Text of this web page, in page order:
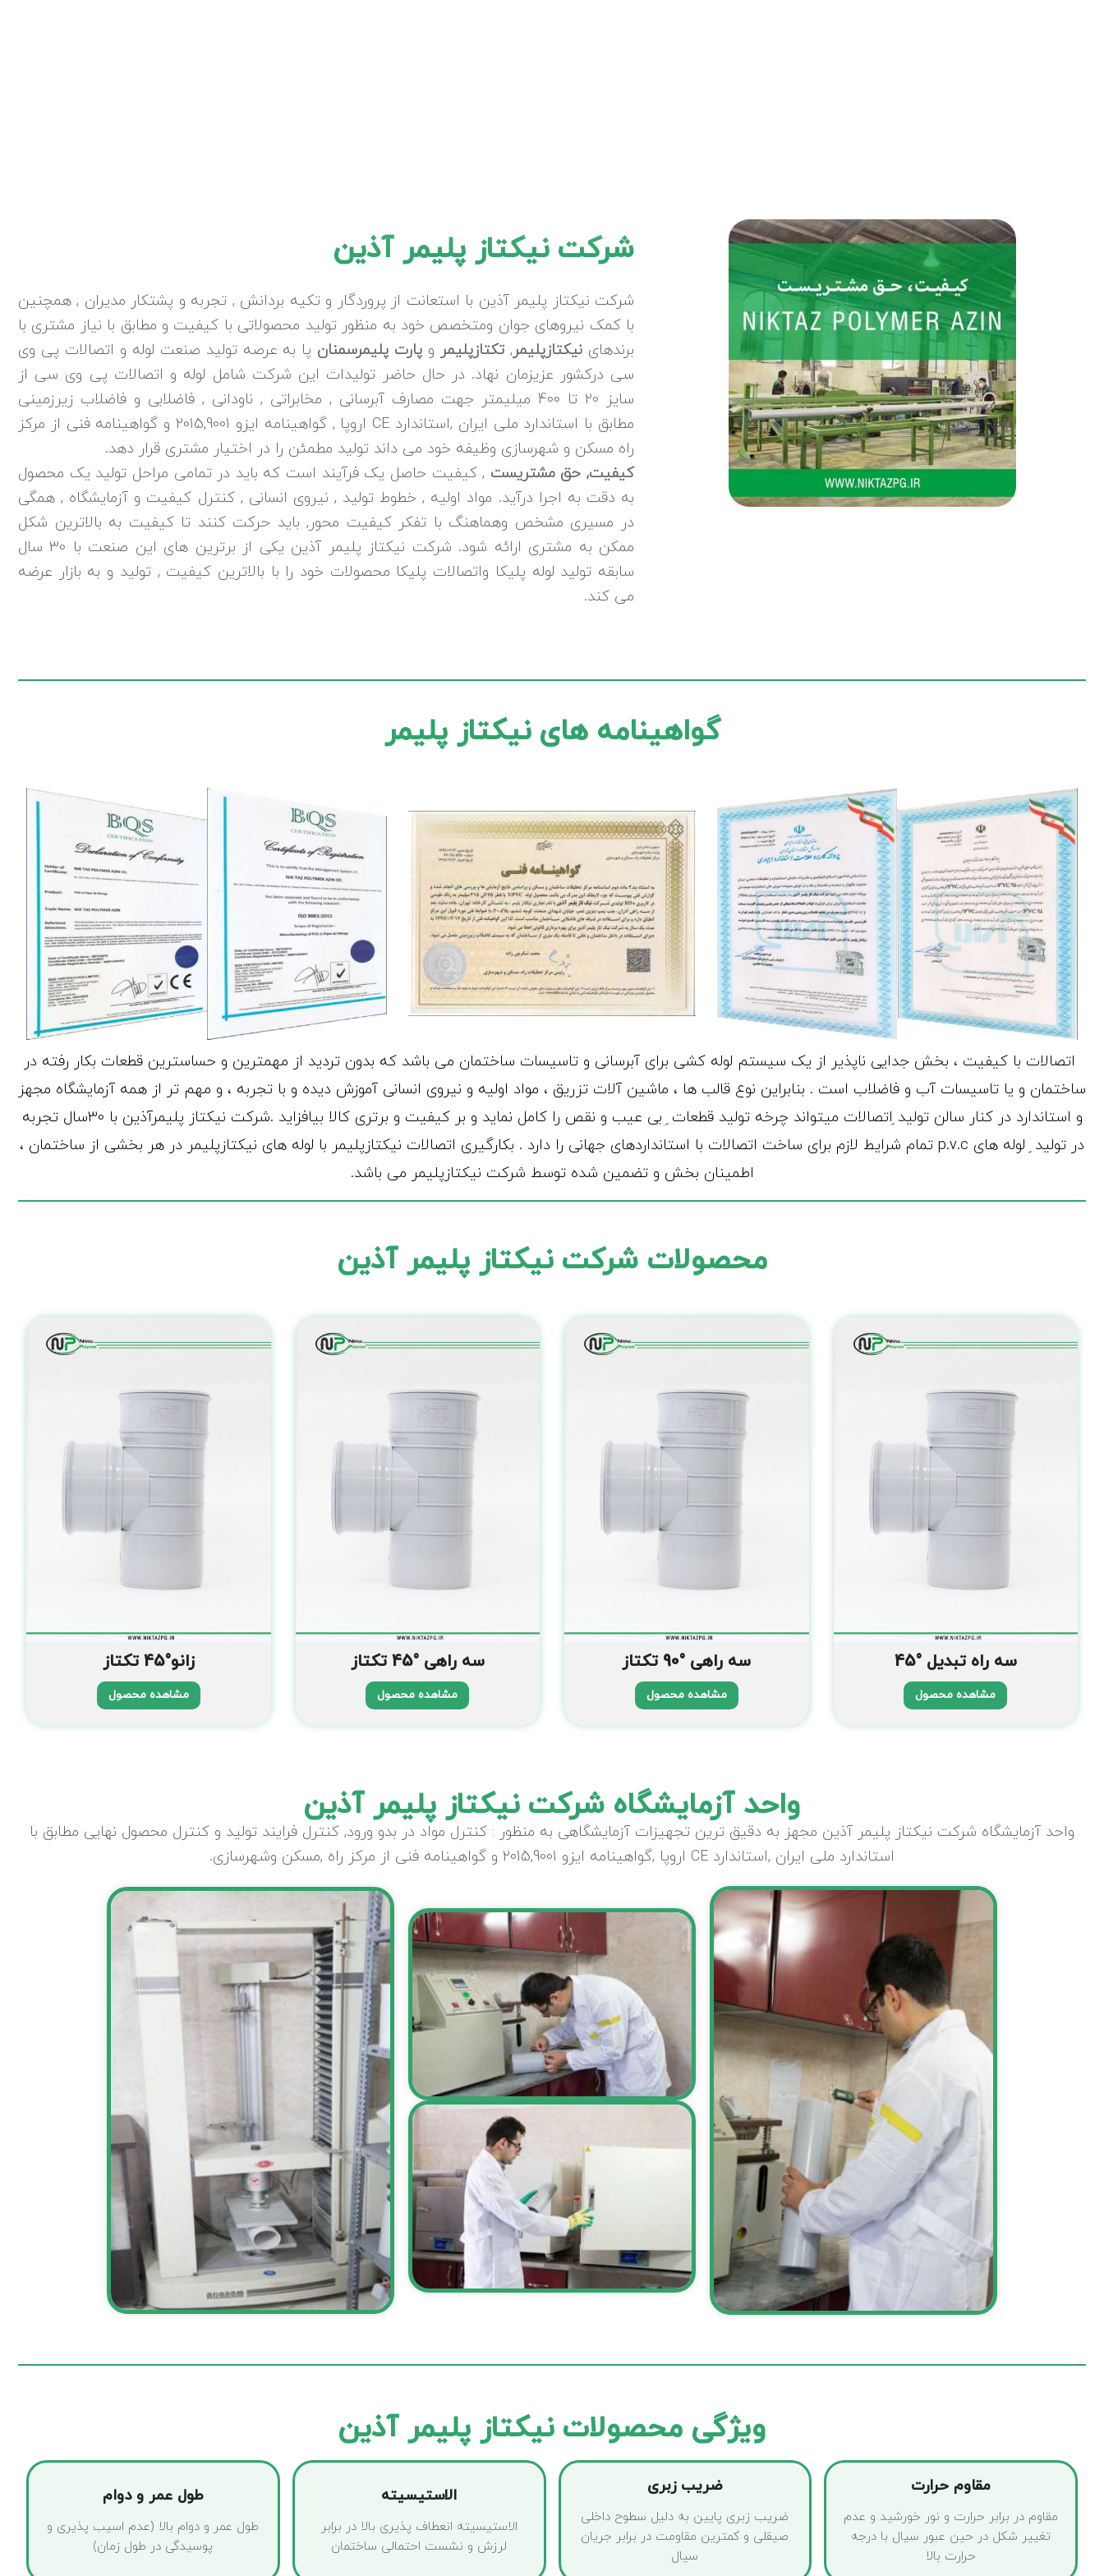
شرکت نیکتاز پلیمر آذین
شرکت نیکتاز پلیمر آذین با استعانت از پروردگار و تکیه بردانش , تجربه و پشتکار مدیران , همچنین
با کمک نیروهای جوان ومتخصص خود به منظور تولید محصولاتی با کیفیت و مطابق با نیاز مشتری با
برندهای نیکتازپلیمر,تکتازپلیمر و پارت پلیمرسمنان پا به عرصه تولید صنعت لوله و اتصالات پی وی
سی درکشور عزیزمان نهاد. در حال حاضر تولیدات این شرکت شامل لوله و اتصالات پی وی سی از
سایز 20 تا 400 میلیمتر جهت مصارف آبرسانی , مخابراتی , ناودانی , فاضلابی و فاضلاب زیرزمینی
مطابق با استاندارد ملی ایران ,استاندارد CE اروپا , گواهینامه ایزو 2015,9001 و گواهینامه فنی از مرکز
راه مسکن و شهرسازی وظیفه خود می داند تولید مطمئن را در اختیار مشتری قرار دهد.
کیفیت, حق مشتریست , کیفیت حاصل یک فرآیند است که باید در تمامی مراحل تولید یک محصول
به دقت به اجرا درآید. مواد اولیه , خطوط تولید , نیروی انسانی , کنترل کیفیت و آزمایشگاه , همگی
در مسیری مشخص وهماهنگ با تفکر کیفیت محور, باید حرکت کنند تا کیفیت به بالاترین شکل
ممکن به مشتری ارائه شود. شرکت نیکتاز پلیمر آذین یکی از برترین های این صنعت با 30 سال
سابقه تولید لوله پلیکا واتصالات پلیکا محصولات خود را با بالاترین کیفیت , تولید و به بازار عرضه
می کند.
گواهینامه های نیکتاز پلیمر
اتصالات با کیفیت ، بخش جدایی ناپذیر از یک سیستم لوله کشی برای آبرسانی و تاسیسات ساختمان می باشد که بدون تردید از مهمترین و حساسترین قطعات بکار رفته در
ساختمان و یا تاسیسات آب و فاضلاب است . بنابراین نوع قالب ها ، ماشین آلات تزریق ، مواد اولیه و نیروی انسانی آموزش دیده و با تجربه ، و مهم تر از همه آزمایشگاه مجهز
و استاندارد در کنار سالن تولید ِاتصالات میتواند چرخه تولید قطعات ِ بی عیب و نقص را کامل نماید و بر کیفیت و برتری کالا بیافزاید .شرکت نیکتاز پلیمرآذین با 30سال تجربه
در تولید ِ لوله های p.v.c تمام شرایط لازم برای ساخت اتصالات با استانداردهای جهانی را دارد . بکارگیری اتصالات نیکتازپلیمر با لوله های نیکتازپلیمر در هر بخشی از ساختمان ،
اطمینان بخش و تضمین شده توسط شرکت نیکتازپلیمر می باشد.
محصولات شرکت نیکتاز پلیمر آذین
سه راه تبدیل °45
مشاهده محصول
سه راهی °90 تکتاز
مشاهده محصول
سه راهی °45 تکتاز
مشاهده محصول
زانو°45 تکتاز
مشاهده محصول
واحد آزمایشگاه شرکت نیکتاز پلیمر آذین
واحد آزمایشگاه شرکت نیکتاز پلیمر آذین مجهز به دقیق ترین تجهیزات آزمایشگاهی به منظور : کنترل مواد در بدو ورود, کنترل فرایند تولید و کنترل محصول نهایی مطابق با
استاندارد ملی ایران ,استاندارد CE اروپا ,گواهینامه ایزو 2015,9001 و گواهینامه فنی از مرکز راه ,مسکن وشهرسازی.
ویژگی محصولات نیکتاز پلیمر آذین
مقاوم حرارت
مقاوم در برابر حرارت و نور خورشید و عدم
تغییر شکل در حین عبور سیال با درجه
حرارت بالا
ضریب زبری
ضریب زبری پایین به دلیل سطوح داخلی
صیقلی و کمترین مقاومت در برابر جریان
سیال
الاستیسیته
الاستیسیته انعطاف پذیری بالا در برابر
لرزش و نشست احتمالی ساختمان
طول عمر و دوام
طول عمر و دوام بالا (عدم اسیب پذیری و
پوسیدگی در طول زمان)